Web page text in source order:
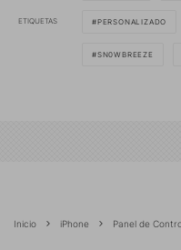
ETIQUETAS PERSONALIZADO
SN0WBREEZE
Inicio iPhone Panel de